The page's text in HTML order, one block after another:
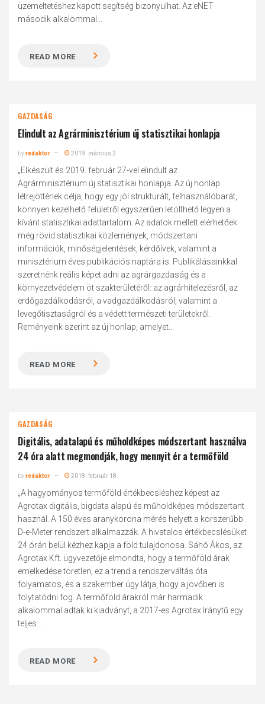
üzemeltetéshez kapott segítség bizonyulhat. Az eNET
második alkalommal...
READ MORE
GAZDASÁG
Elindult az Agrárminisztérium új statisztikai honlapja
byredaktor 2019. március 2.
„Elkészült és 2019. február 27-vel elindult az
Agrárminisztérium új statisztikai honlapja. Az új honlap
létrejöttének célja, hogy egy jól strukturált, felhasználóbarát,
könnyen kezelhető felületről egyszerűen letölthető legyen a
kívánt statisztikai adattartalom. Az adatok mellett elérhetőek
még rövid statisztikai közlemények, módszertani
információk, minőségjelentések, kérdőívek, valamint a
minisztérium éves publikációs naptára is. Publikálásainkkal
szeretnénk reális képet adni az agrárgazdaság és a
környezetvédelem öt szakterületéről: az agrárhitelezésről, az
erdőgazdálkodásról, a vadgazdálkodásról, valamint a
levegőtisztaságról és a védett természeti területekről.
Reményeink szerint az új honlap, amelyet...
READ MORE
GAZDASÁG
Digitális, adatalapú és műholdképes módszertant használva
24 óra alatt megmondják, hogy mennyit ér a termőföld
byredaktor 2018. február 18.
„A hagyományos termőföld értékbecsléshez képest az
Agrotax digitális, bigdata alapú és műholdképes módszertant
használ. A 150 éves aranykorona mérés helyett a korszerűbb
D-e-Meter rendszert alkalmazzák. A hivatalos értékbecslésüket
24 órán belül kézhez kapja a föld tulajdonosa. Sáhó Ákos, az
Agrotax Kft. ügyvezetője elmondta, hogy a termőföld árak
emelkedése töretlen, ez a trend a rendszerváltás óta
folyamatos, és a szakember úgy látja, hogy a jövőben is
folytatódni fog. A termőföld árakról már harmadik
alkalommal adtak ki kiadványt, a 2017-es Agrotax Iránytű egy
teljes...
READ MORE